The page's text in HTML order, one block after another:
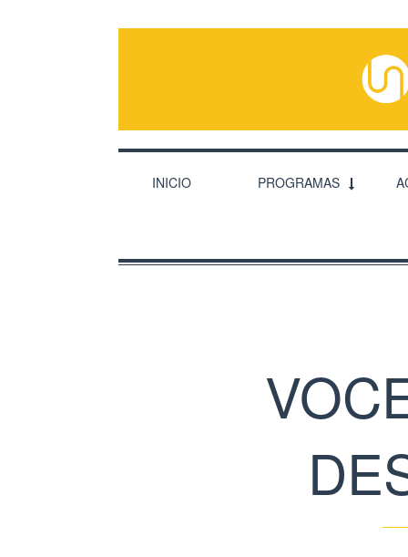
INICIO PROGRAMAS